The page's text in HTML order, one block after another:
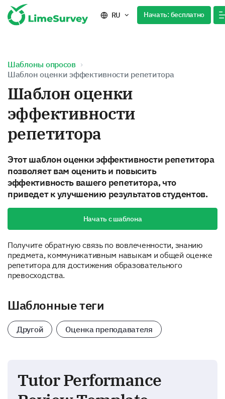
RU Начать: бесплатно
Шаблоны опросов
Шаблон оценки эффективности репетитора
Шаблон оценки
эффективности
репетитора
Этот шаблон оценки эффективности репетитора
позволяет вам оценить и повысить
эффективность вашего репетитора, что
приведет к улучшению результатов студентов.
Начать с шаблона
Получите обратную связь по вовлеченности, знанию
предмета, коммуникативным навыкам и общей оценке
репетитора для достижения образовательного
превосходства.
Шаблонные теги
Другой Оценка преподавателя
Tutor Performance